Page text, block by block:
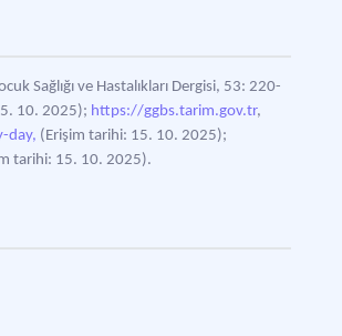
Sağlığı ve Hastalıkları Dergisi, 53: 220-
10. 2025); https://ggbs.tarim.gov.tr,
day, (Erişim tarihi: 15. 10. 2025);
tarihi: 15. 10. 2025).